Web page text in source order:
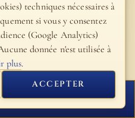
Pierre et ceux
été obligés de
Mais cette
peu forcée. Il est plus
des exégètes qu'on
que l'autre nacelle était
VERSET
techniques nécessaires à
si vous y consentez
(Google Analytics)
donnée n'est utilisée à
plus.
ACCEPTER